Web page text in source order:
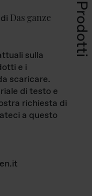
Prodotti
Das ganze
sulla
e i
scaricare.
di testo e
richiesta di
a questo